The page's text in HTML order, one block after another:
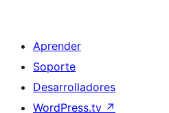
Aprender
Soporte
Desarrolladores
WordPress.tv ↗